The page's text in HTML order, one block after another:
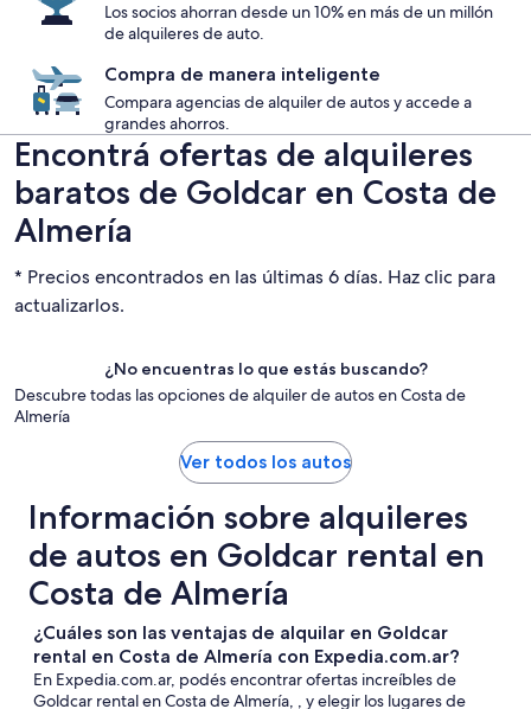
Los socios ahorran desde un 10% en más de un millón
de alquileres de auto.
Compra de manera inteligente
Compara agencias de alquiler de autos y accede a
grandes ahorros.
Encontrá ofertas de alquileres
baratos de Goldcar en Costa de
Almería
* Precios encontrados en las últimas 6 días. Haz clic para
actualizarlos.
¿No encuentras lo que estás buscando?
Descubre todas las opciones de alquiler de autos en Costa de
Almería
Ver todos los autos
Información sobre alquileres
de autos en Goldcar rental en
Costa de Almería
¿Cuáles son las ventajas de alquilar en Goldcar
rental en Costa de Almería con Expedia.com.ar?
En Expedia.com.ar, podés encontrar ofertas increíbles de
Goldcar rental en Costa de Almería, , y elegir los lugares de